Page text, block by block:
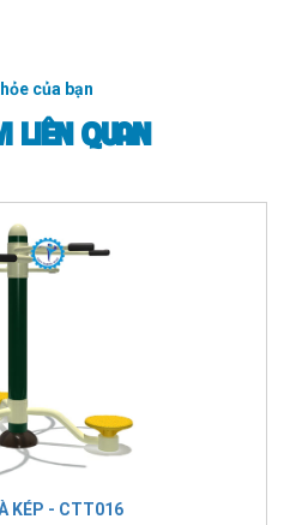
của bạn
LIÊN QUAN
KÉP - CTT016